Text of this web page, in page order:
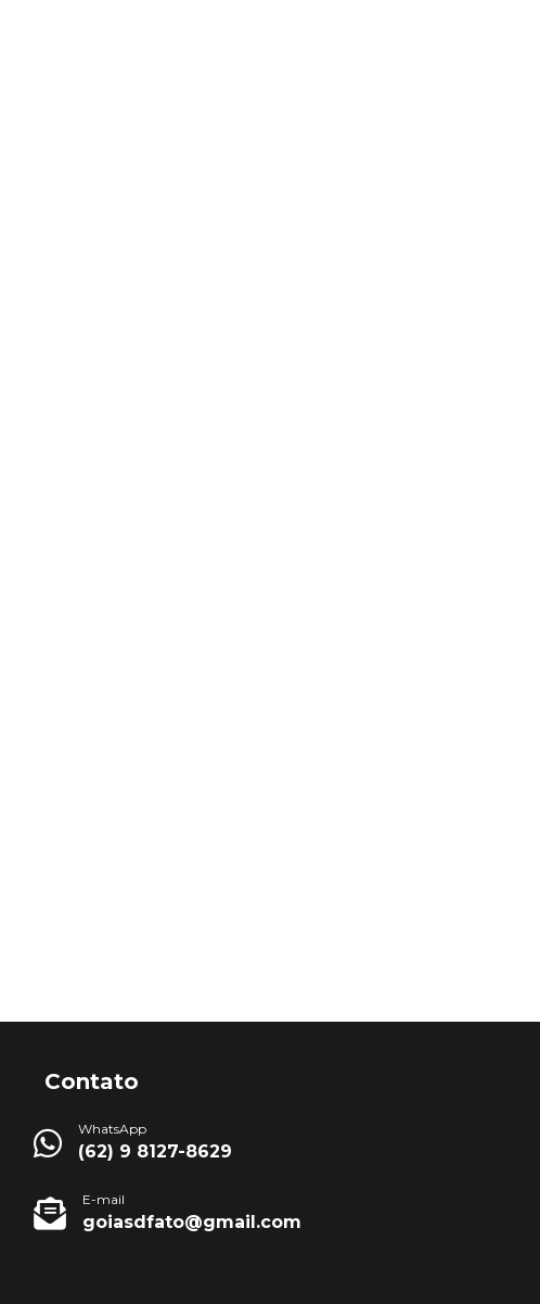
Contato
WhatsApp
(62) 9 8127-8629
E-mail
goiasdfato@gmail.com